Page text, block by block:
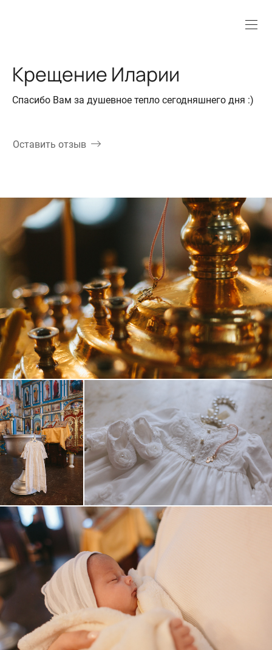
Крещение Иларии
Спасибо Вам за душевное тепло сегодняшнего дня :)
Оставить отзыв